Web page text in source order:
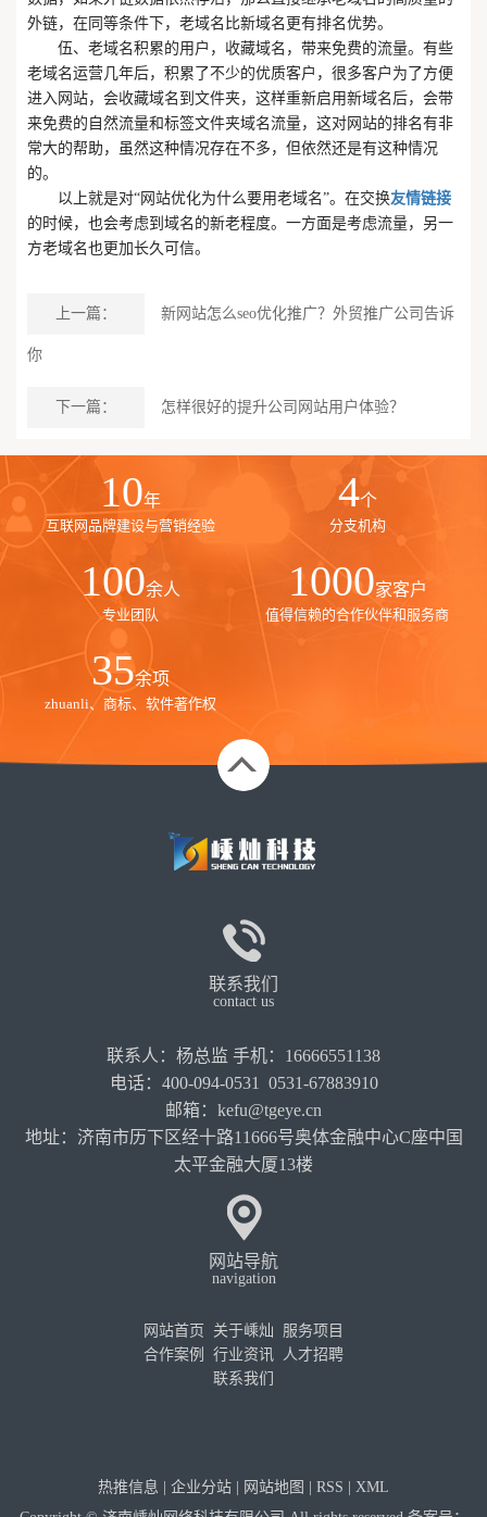
外链，在同等条件下，老域名比新域名更有排名优势。
伍、老域名积累的用户，收藏域名，带来免费的流量。有些
老域名运营几年后，积累了不少的优质客户，很多客户为了方便
进入网站，会收藏域名到文件夹，这样重新启用新域名后，会带
来免费的自然流量和标签文件夹域名流量，这对网站的排名有非
常大的帮助，虽然这种情况存在不多，但依然还是有这种情况
的。
以上就是对“网站优化为什么要用老域名”。在交换友情链接
的时候，也会考虑到域名的新老程度。一方面是考虑流量，另一
方老域名也更加长久可信。
上一篇： 新网站怎么seo优化推广？外贸推广公司告诉
你
下一篇： 怎样很好的提升公司网站用户体验？
10年
互联网品牌建设与营销经验
4个
分支机构
100余人
专业团队
1000家客户
值得信赖的合作伙伴和服务商
35余项
zhuanli、商标、软件著作权
联系我们
contact us
联系人：杨总监 手机：16666551138
电话：400-094-0531 0531-67883910
邮箱：kefu@tgeye.cn
地址：济南市历下区经十路11666号奥体金融中心C座中国
太平金融大厦13楼
网站导航
navigation
网站首页 关于嵊灿
服务项目
合作案例
行业资讯
人才招聘
联系我们
热推信息 | 企业分站 | 网站地图 | RSS | XML